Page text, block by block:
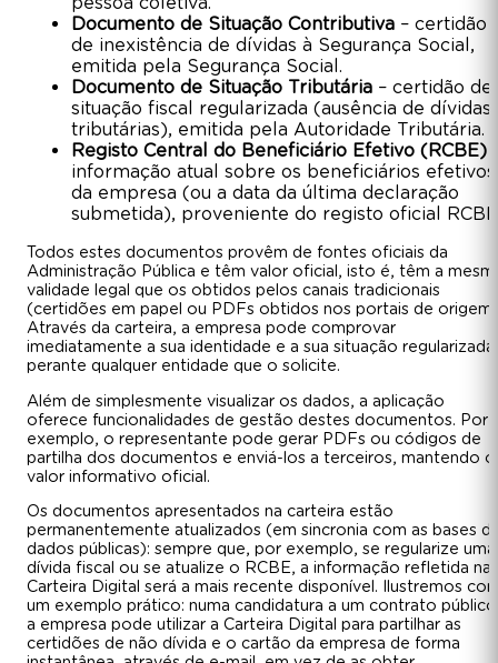
Documento de Situação Contributiva – certidão
de inexistência de dívidas à Segurança Social,
emitida pela Segurança Social.
Documento de Situação Tributária – certidão de
situação fiscal regularizada (ausência de dívidas
tributárias), emitida pela Autoridade Tributária.
Registo Central do Beneficiário Efetivo (RCBE)
informação atual sobre os beneficiários efetivos
da empresa (ou a data da última declaração
submetida), proveniente do registo oficial
Todos estes documentos provêm de fontes oficiais da
Administração Pública e têm valor oficial, isto é, têm a
validade legal que os obtidos pelos canais tradicionais
(certidões em papel ou PDFs obtidos nos portais de
Através da carteira, a empresa pode comprovar
imediatamente a sua identidade e a sua situação regularizada
perante qualquer entidade que o solicite.
Além de simplesmente visualizar os dados, a aplicação
oferece funcionalidades de gestão destes documentos. Por
exemplo, o representante pode gerar PDFs ou códigos de
partilha dos documentos e enviá-los a terceiros, mantendo o
valor informativo oficial.
Os documentos apresentados na carteira estão
permanentemente atualizados (em sincronia com as bases
dados públicas): sempre que, por exemplo, se regularize uma
dívida fiscal ou se atualize o RCBE, a informação refletida na
Carteira Digital será a mais recente disponível. Ilustremos
um exemplo prático: numa candidatura a um contrato
a empresa pode utilizar a Carteira Digital para partilhar as
certidões de não dívida e o cartão da empresa de forma